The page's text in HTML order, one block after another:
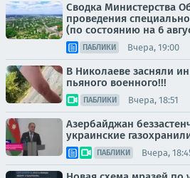
Сводка Министерства
проведения
(по состоянию на 6
ПАБЛИКИ Вчера, 19:00
В Николаеве засняли
пьяного военного!!!
ПАБЛИКИ Вчера, 18:51
Азербайджан
украинские
ПАБЛИКИ Вчера,